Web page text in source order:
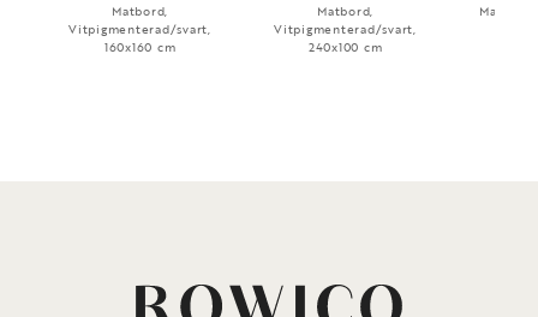
Matbord,
Vitpigmenterad/svart,
160x160 cm
Matbord,
Vitpigmenterad/svart,
240x100 cm